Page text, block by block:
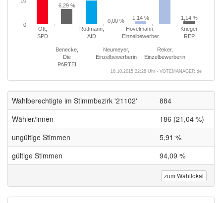
6,29 %
0,00 % 1,14 %
1,14 %
Ott,
SPD
Benecke,
Die
PARTEI
Rottmann,
AfD
Neumeyer,
Einzelbewerberin
Hövelmann,
Einzelbewerber
Reker,
Einzelbewerberin
Krieger,
REP
0
18.10.2015 22:28 Uhr - VOTEMANAGER.de
Wahlberechtigte im Stimmbezirk '21102'
884
Wähler/innen
186 (21,04 %)
ungültige Stimmen
5,91 %
gültige Stimmen
94,09 %
zum Wahllokal